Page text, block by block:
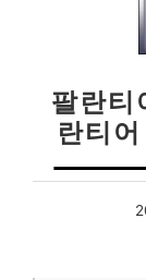
팔란티
란티